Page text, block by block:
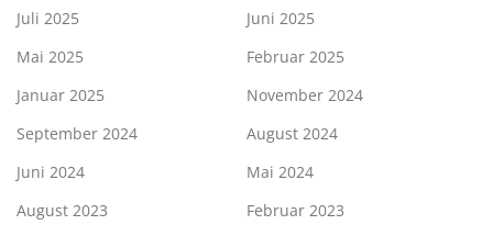
Juli 2025
Juni 2025
Mai 2025
Februar 2025
Januar 2025
November 2024
September 2024
August 2024
Juni 2024
Mai 2024
August 2023
Februar 2023